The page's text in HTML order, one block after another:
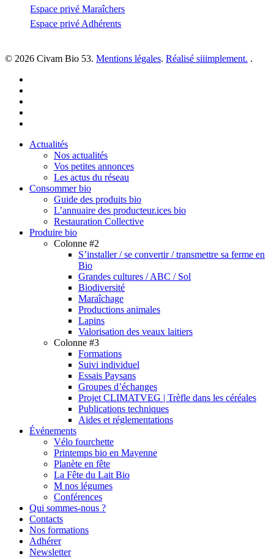
Espace privé Maraîchers
Espace privé Adhérents
© 2026 Civam Bio 53. Mentions légales. Réalisé siiimplement. .
Close
Actualités
Nos actualités
Vos petites annonces
Les actus du réseau
Consommer bio
Guide des produits bio
L’annuaire des producteur.ices bio
Restauration Collective
Produire bio
Colonne #2
S’installer / se convertir / transmettre sa ferme en
Bio
Grandes cultures / ABC / Sol
Biodiversité
Maraîchage
Productions animales
Lapins
Valorisation des veaux laitiers
Colonne #3
Formations
Suivi individuel
Essais Paysans
Groupes d’échanges
Projet CLIMATVEG | Trèfle dans les céréales
Publications techniques
Aides et réglementations
Événements
Vélo fourchette
Printemps bio en Mayenne
Planète en fête
La Fête du Lait Bio
M nos légumes
Conférences
Qui sommes-nous ?
Contacts
Nos formations
Adhérer
Newsletter